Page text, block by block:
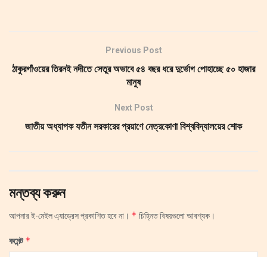
Previous Post
ঠাকুরগাঁওয়ের তিরনই নদীতে সেতুর অভাবে ৫৪ বছর ধরে দুর্ভোগ পোহাচ্ছে ৫০ হাজার
মানুষ
Next Post
জাতীয় অধ্যাপক যতীন সরকারের প্রয়াণে নেত্রকোণা বিশ্ববিদ্যালয়ের শোক
মন্তব্য করুন
আপনার ই-মেইল এ্যাড্রেস প্রকাশিত হবে না। * চিহ্নিত বিষয়গুলো আবশ্যক।
কমেন্ট*